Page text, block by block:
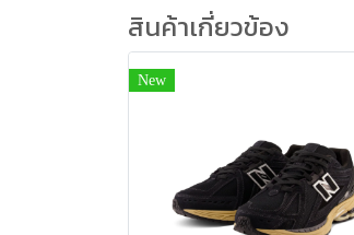
สินค้าเกี่ยวข้อง
New